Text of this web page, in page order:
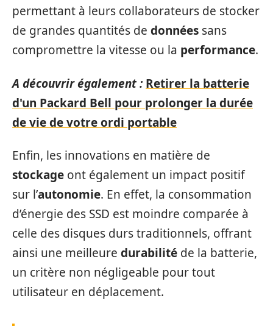
permettant à leurs collaborateurs de stocker
de grandes quantités de données sans
compromettre la vitesse ou la performance.
A découvrir également : Retirer la batterie
d'un Packard Bell pour prolonger la durée
de vie de votre ordi portable
Enfin, les innovations en matière de
stockage ont également un impact positif
sur l’autonomie. En effet, la consommation
d’énergie des SSD est moindre comparée à
celle des disques durs traditionnels, offrant
ainsi une meilleure durabilité de la batterie,
un critère non négligeable pour tout
utilisateur en déplacement.